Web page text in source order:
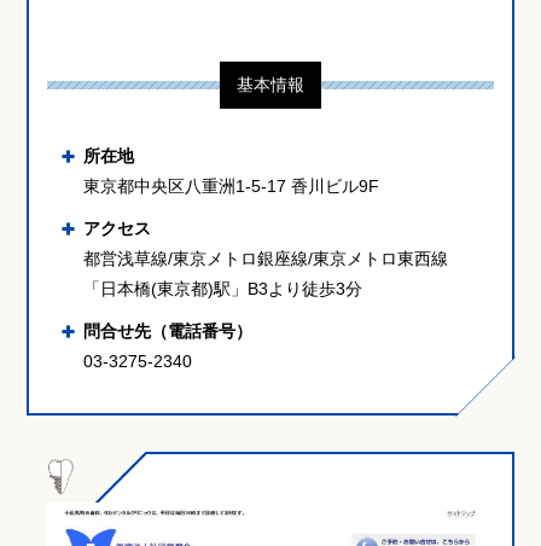
基本情報
所在地
東京都中央区八重洲1-5-17 香川ビル9F
アクセス
都営浅草線/東京メトロ銀座線/東京メトロ東西線
「日本橋(東京都)駅」B3より徒歩3分
問合せ先（電話番号）
03-3275-2340